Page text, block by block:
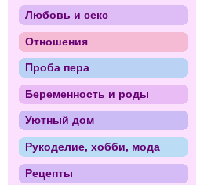
Любовь и секс
Отношения
Проба пера
Беременность и роды
Уютный дом
Рукоделие, хобби, мода
Рецепты